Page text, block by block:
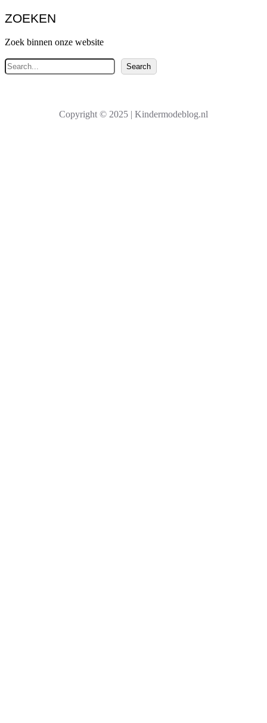
ZOEKEN
Zoek binnen onze website
Z
o
e
Search
Copyright © 2025 | Kindermodeblog.nl